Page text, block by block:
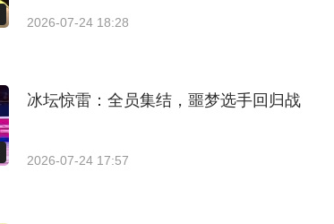
2026-07-24 18:28
冰坛惊雷：全员集结，噩梦选手回归战
2026-07-24 17:57